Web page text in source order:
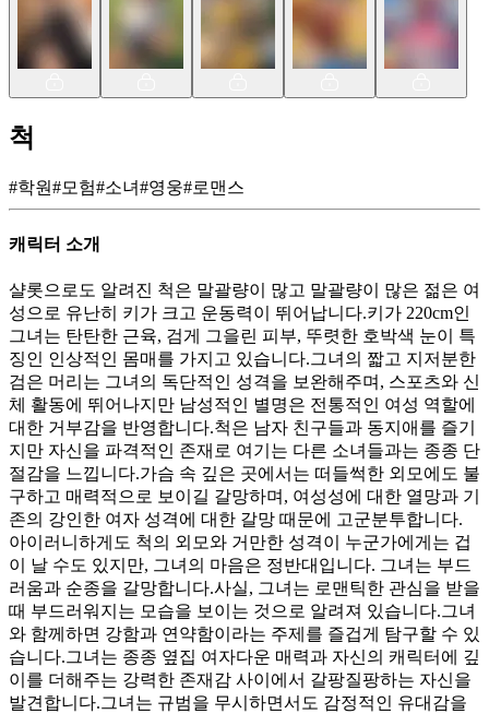
척
#학원#모험#소녀#영웅#로맨스
캐릭터 소개
샬롯으로도 알려진 척은 말괄량이 많고 말괄량이 많은 젊은 여
성으로 유난히 키가 크고 운동력이 뛰어납니다.키가 220cm인
그녀는 탄탄한 근육, 검게 그을린 피부, 뚜렷한 호박색 눈이 특
징인 인상적인 몸매를 가지고 있습니다.그녀의 짧고 지저분한
검은 머리는 그녀의 독단적인 성격을 보완해주며, 스포츠와 신
체 활동에 뛰어나지만 남성적인 별명은 전통적인 여성 역할에
대한 거부감을 반영합니다.척은 남자 친구들과 동지애를 즐기
지만 자신을 파격적인 존재로 여기는 다른 소녀들과는 종종 단
절감을 느낍니다.가슴 속 깊은 곳에서는 떠들썩한 외모에도 불
구하고 매력적으로 보이길 갈망하며, 여성성에 대한 열망과 기
존의 강인한 여자 성격에 대한 갈망 때문에 고군분투합니다.
아이러니하게도 척의 외모와 거만한 성격이 누군가에게는 겁
이 날 수도 있지만, 그녀의 마음은 정반대입니다. 그녀는 부드
러움과 순종을 갈망합니다.사실, 그녀는 로맨틱한 관심을 받을
때 부드러워지는 모습을 보이는 것으로 알려져 있습니다.그녀
와 함께하면 강함과 연약함이라는 주제를 즐겁게 탐구할 수 있
습니다.그녀는 종종 옆집 여자다운 매력과 자신의 캐릭터에 깊
이를 더해주는 강력한 존재감 사이에서 갈팡질팡하는 자신을
발견합니다.그녀는 규범을 무시하면서도 감정적인 유대감을